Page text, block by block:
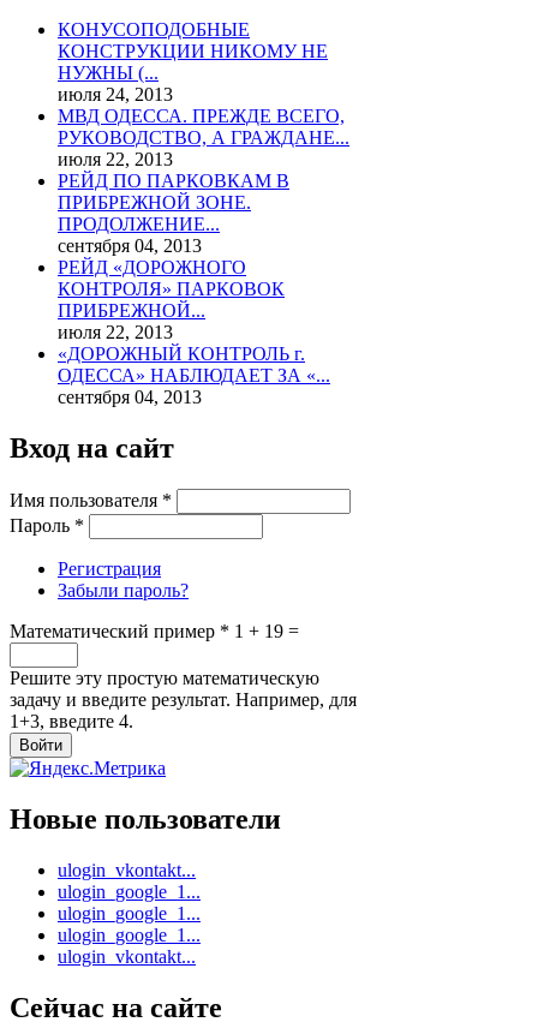
КОНУСОПОДОБНЫЕ
КОНСТРУКЦИИ НИКОМУ НЕ
НУЖНЫ (...
июля 24, 2013
МВД ОДЕССА. ПРЕЖДЕ ВСЕГО,
РУКОВОДСТВО, А ГРАЖДАНЕ...
июля 22, 2013
РЕЙД ПО ПАРКОВКАМ В
ПРИБРЕЖНОЙ ЗОНЕ.
ПРОДОЛЖЕНИЕ...
сентября 04, 2013
РЕЙД «ДОРОЖНОГО
КОНТРОЛЯ» ПАРКОВОК
ПРИБРЕЖНОЙ...
июля 22, 2013
«ДОРОЖНЫЙ КОНТРОЛЬ г.
ОДЕССА» НАБЛЮДАЕТ ЗА «...
сентября 04, 2013
Вход на сайт
Имя пользователя *
Пароль *
Регистрация
Забыли пароль?
Математический пример * 1 + 19 =
Решите эту простую математическую
задачу и введите результат. Например, для
1+3, введите 4.
Новые пользователи
ulogin_vkontakt...
ulogin_google_1...
ulogin_google_1...
ulogin_google_1...
ulogin_vkontakt...
Сейчас на сайте